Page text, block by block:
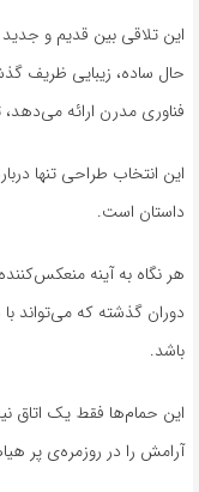
این تلاقی بین قدیم و
حال ساده، زیبایی ظریف
فناوری مدرن ارائه
این انتخاب طراحی تنها
داستان است.
هر نگاه به آینه
دوران گذشته که می‌تواند
باشد.
این حمام‌ها فقط یک اتاق
آرامش را در روزمره‌ی پر